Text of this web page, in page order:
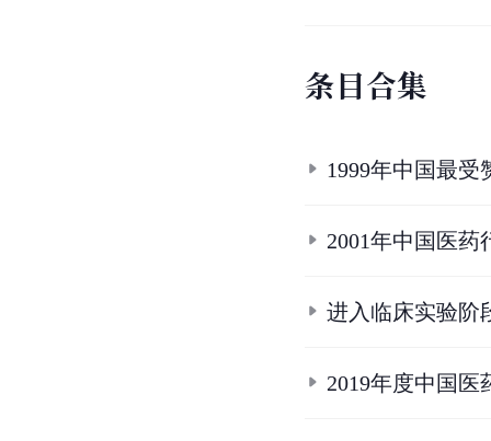
条目合集
1999年中国最受
2001年中国医药
进入临床实验阶
2019年度中国医